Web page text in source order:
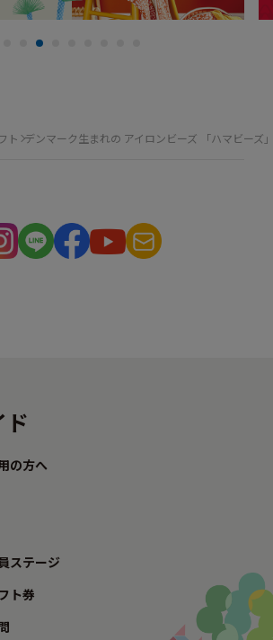
ト デンマーク生まれの アイロンビーズ 「ハマビーズ
ド
の方へ
ステージ
ト券